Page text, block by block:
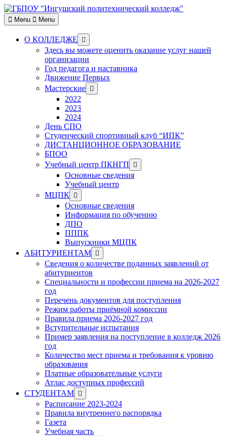
Skip
to
content
Menu Menu
О КОЛЛЕДЖЕ
Show
sub
menu
Здесь вы можете оценить оказание услуг нашей
организации
Год педагога и наставника
Движение Первых
Мастерские Show
sub
2022
2023
2024
День СПО
Студенческий спортивный клуб “ИПК”
ДИСТАНЦИОННОЕ ОБРАЗОВАНИЕ
БПОО
Учебный центр ПКНГП
Show
sub
menu
Основные сведения
Учебный центр
МЦПК Show
sub
menu
Основные сведения
Информация по обучению
ДПО
ПППК
Выпускники МЦПК
АБИТУРИЕНТАМ Show
sub
menu
Сведения о количестве поданных заявлений от
абитуриентов
Специальности и профессии приема на 2026-2027
год
Перечень документов для поступления
Режим работы приёмной комиссии
Правила приема 2026-2027 год
Вступительные испытания
Пример заявления на поступление в колледж 2026
год
Количество мест приема и требования к уровню
образования
Платные образовательные услуги
Атлас доступных профессий
СТУДЕНТАМ Show
sub
menu
Расписание 2023-2024
Правила внутреннего распорядка
Газета
Учебная часть